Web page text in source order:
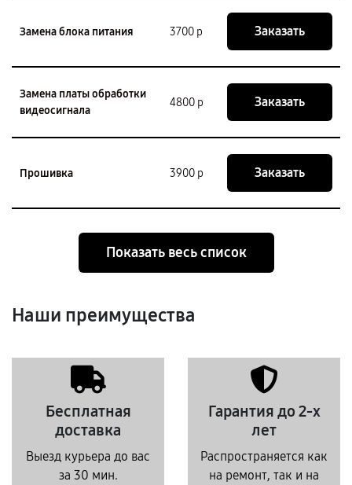
Замена блока питания 3700 р Заказать
Замена платы обработки
видеосигнала
4800 р Заказать
Прошивка 3900 р Заказать
Показать весь список
Наши преимущества
Бесплатная
доставка
Выезд курьера до вас
за 30 мин.
Гарантия до 2-х
лет
Распространяется как
на ремонт, так и на